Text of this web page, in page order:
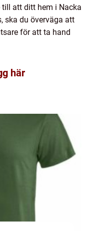
att ditt hem i Nacka
ska du överväga att
för att ta hand
här